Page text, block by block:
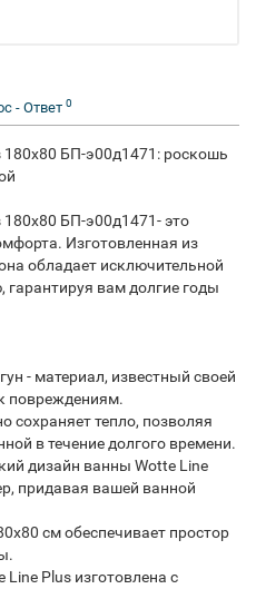
- Ответ 0
180x80 БП-э00д1471: роскошь
180x80 БП-э00д1471- это
Изготовленная из
обладает исключительной
вам долгие годы
- материал, известный своей
повреждениям.
сохраняет тепло, позволяя
в течение долгого времени.
дизайн ванны Wotte Line
придавая вашей ванной
см обеспечивает простор
Plus изготовлена с